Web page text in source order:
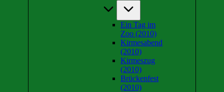
Ein Tag im
Zoo (2010)
Kirmesabend
(2010)
Kirmeszug
(2010)
Brückenfest
(2010)